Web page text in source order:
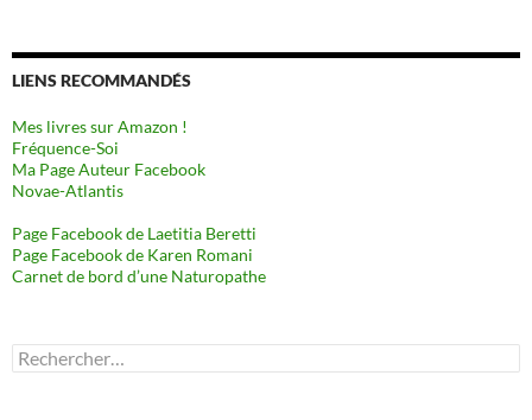
LIENS RECOMMANDÉS
Mes livres sur Amazon !
Fréquence-Soi
Ma Page Auteur Facebook
Novae-Atlantis
Page Facebook de Laetitia Beretti
Page Facebook de Karen Romani
Carnet de bord d’une Naturopathe
Rechercher :